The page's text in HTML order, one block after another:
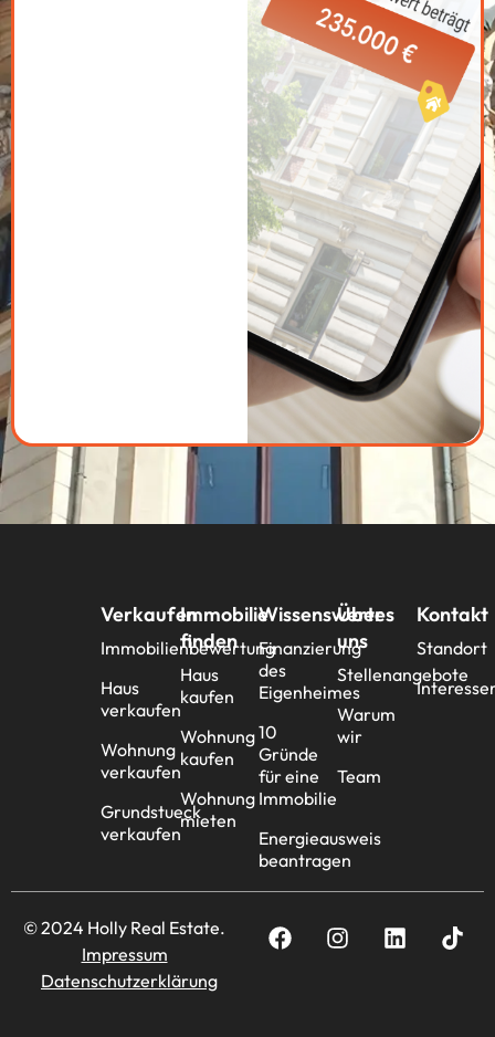
Verkaufen
Immobilienbewertung
Haus
verkaufen
Wohnung
verkaufen
Grundstueck
verkaufen
Immobilie
finden
Haus
kaufen
Wohnung
kaufen
Wohnung
mieten
Wissenswertes
Finanzierung
des
Eigenheimes
10
Gründe
für eine
Immobilie
Energieausweis
beantragen
Über
uns
Stellenangebote
Warum
wir
Team
Kontakt
Standort
© 2024 Holly Real Estate.
Impressum
Datenschutzerklärung